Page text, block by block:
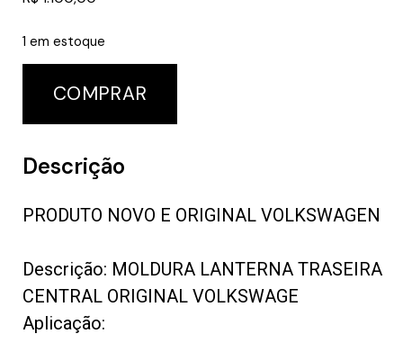
1 em estoque
COMPRAR
Descrição
PRODUTO NOVO E ORIGINAL VOLKSWAGEN
Descrição: MOLDURA LANTERNA TRASEIRA
CENTRAL ORIGINAL VOLKSWAGE
Aplicação: